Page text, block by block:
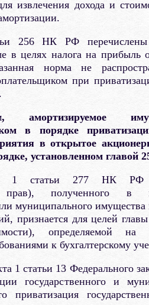
извлечения дохода и
256 НК РФ перечислены
в целях налога на прибыль
норма не
при
, амортизируемое
в порядке
в открытое
установленном главой
1 статьи 277 НК РФ
прав), полученного в
муниципального
признается для целей
определяемой
к бухгалтерскому
1 статьи 13 Федерального
государственного и
приватизация